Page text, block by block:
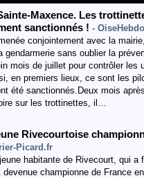
Maxence. Les
sanctionnés ! -
conjointement avec la
gendarmerie sans oublier la
mois de juillet pour contrôler les
en premiers lieux, ce sont les
été sanctionnés.Deux mois
sur les trottinettes, il…
Rivecourtoise
Picard.fr
habitante de Rivecourt, qui a
championne de France